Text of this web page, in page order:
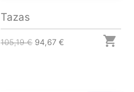
Tazas
105,19 € 94,67 € 